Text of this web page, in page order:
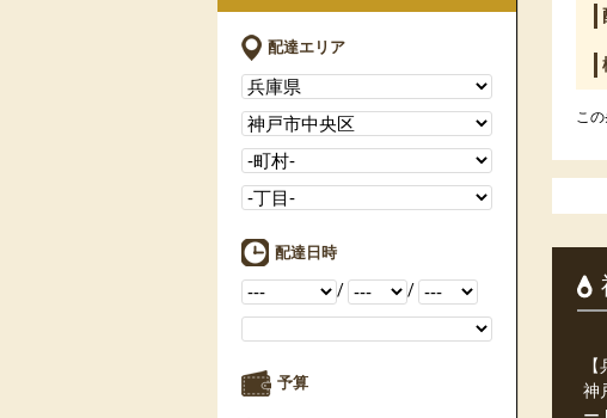
配達エリア
配達日時
/ /
予算
こ
神